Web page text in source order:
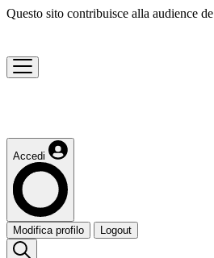
Questo sito contribuisce alla audience de
Accedi
Modifica profilo Logout